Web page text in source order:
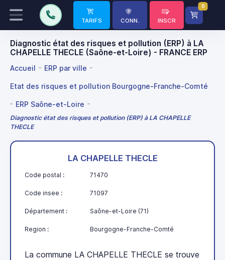
TARIFS CONN. INSCR
0
Diagnostic état des risques et pollution (ERP) à LA
CHAPELLE THECLE (Saône-et-Loire) - FRANCE ERP
Accueil ERP par ville
Etat des risques et pollution Bourgogne-Franche-Comté
ERP Saône-et-Loire
Diagnostic état des risques et pollution (ERP) à LA CHAPELLE
THECLE
LA CHAPELLE THECLE
Code postal : 71470
Code insee : 71097
Département : Saône-et-Loire (71)
Region : Bourgogne-Franche-Comté
La commune LA CHAPELLE THECLE se trouve